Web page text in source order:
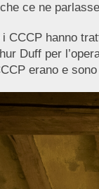
ce ne
CCCP hanno
Duff per
erano e sono